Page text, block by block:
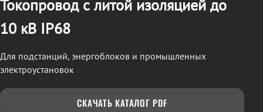
Токопровод с литой изоляцией до
10 кВ IP68
Для подстанций, энергоблоков и промышленных
электроустановок
СКАЧАТЬ КАТАЛОГ PDF